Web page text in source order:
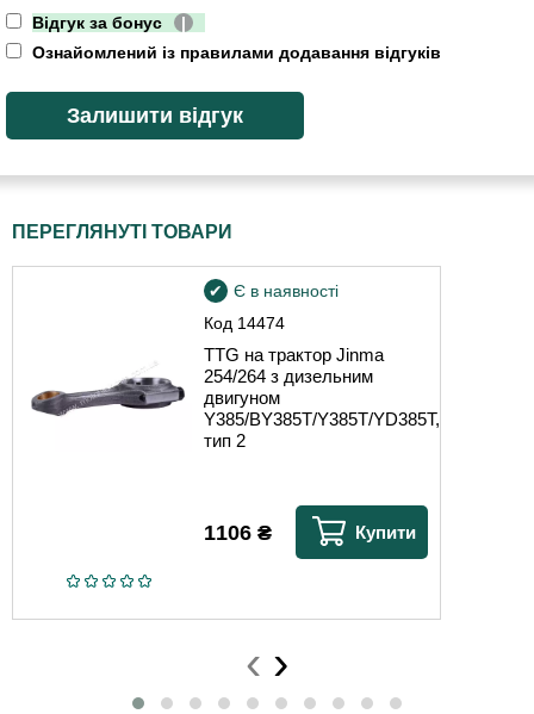
Відгук за бонус
|
Ознайомлений із правилами додавання відгуків
ПЕРЕГЛЯНУТІ ТОВАРИ
Код 14474
Є в наявності
TTG на трактор Jinma
254/264 з дизельним
двигуном
Y385/BY385T/Y385T/YD385T,
тип 2
1106 ₴ Купити
‹ ›